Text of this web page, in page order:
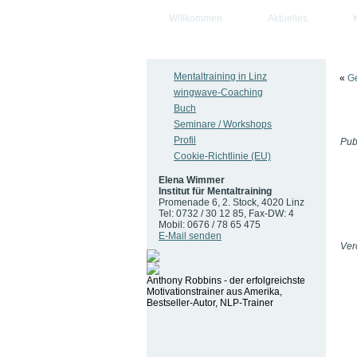
Willkommen Aktuelles
Mentaltraining in Linz
wingwave-Coaching
Buch
Seminare / Workshops
Profil
Cookie-Richtlinie (EU)
Elena Wimmer
Institut für Mentaltraining
Promenade 6, 2. Stock, 4020 Linz
Tel: 0732 / 30 12 85, Fax-DW: 4
Mobil: 0676 / 78 65 475
E-Mail senden
Anthony Robbins - der erfolgreichste
Motivationstrainer aus Amerika,
Bestseller-Autor, NLP-Trainer
«